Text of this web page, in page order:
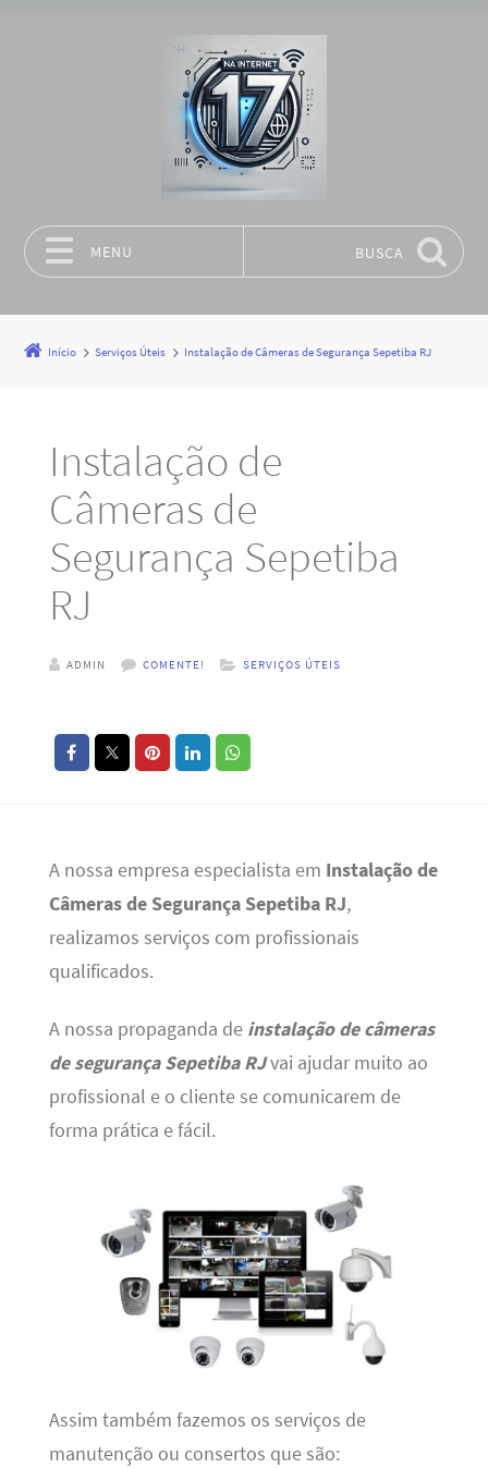
MENU BUSCA
Início Serviços Úteis Instalação de Câmeras de Segurança Sepetiba RJ
Instalação de
Câmeras de
Segurança Sepetiba
RJ
ADMIN COMENTE! SERVIÇOS ÚTEIS
A nossa empresa especialista em Instalação de
Câmeras de Segurança Sepetiba RJ,
realizamos serviços com profissionais
qualificados.
A nossa propaganda de instalação de câmeras
de segurança Sepetiba RJvai ajudar muito ao
profissional e o cliente se comunicarem de
forma prática e fácil.
Assim também fazemos os serviços de
manutenção ou consertos que são: